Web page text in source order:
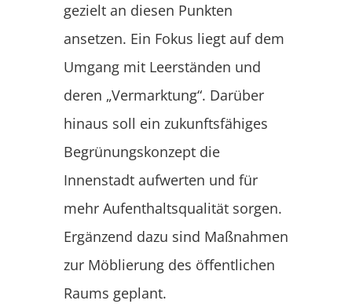
gezielt an diesen Punkten
ansetzen. Ein Fokus liegt auf dem
Umgang mit Leerständen und
deren „Vermarktung“. Darüber
hinaus soll ein zukunftsfähiges
Begrünungskonzept die
Innenstadt aufwerten und für
mehr Aufenthaltsqualität sorgen.
Ergänzend dazu sind Maßnahmen
zur Möblierung des öffentlichen
Raums geplant.